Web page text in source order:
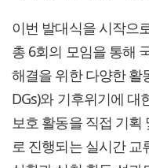
이번 발대식을 시작으
총 6회의 모임을 통해
해결을 위한 다양한 활
DGs)와 기후위기에 대
보호 활동을 직접 기획
로 진행되는 실시간 교